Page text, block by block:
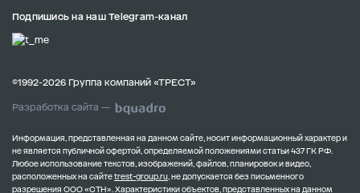
Подпишись на наш Telegram-канал
©1992-2026 Группа компаний «ТРЕСТ»
Разработка сайта —
Информация, представленная на данном сайте, носит информационный характер и
не является публичной офертой, определяемой положениями статьи 437 ГК РФ.
Любое использование текстов, изображений, файлов, планировок и видео,
расположенных на сайтеtrest-group.ru, не допускается без письменного
разрешения ООО «СТН».Характеристики объектов, представленных на данном